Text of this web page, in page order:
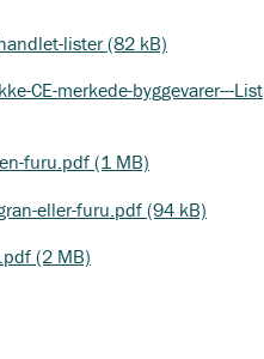
lister (82 kB)
CE-merkede-byggevarer---List
furu.pdf (1 MB)
eller-furu.pdf (94 kB)
(2 MB)